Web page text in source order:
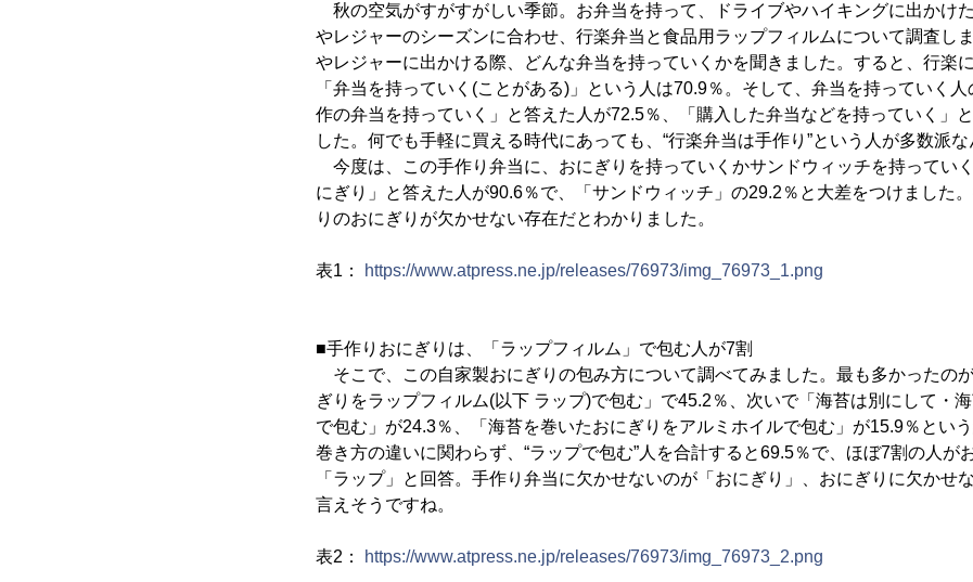
秋の空気がすがすがしい季節。お弁当を持って、ドライブやハイキングに出かけ
やレジャーのシーズンに合わせ、行楽弁当と食品用ラップフィルムについて調査し
やレジャーに出かける際、どんな弁当を持っていくかを聞きました。すると、行楽
「弁当を持っていく(ことがある)」という人は70.9％。そして、弁当を持っていく
作の弁当を持っていく」と答えた人が72.5％、「購入した弁当などを持っていく」
した。何でも手軽に買える時代にあっても、“行楽弁当は手作り”という人が多数派な
今度は、この手作り弁当に、おにぎりを持っていくかサンドウィッチを持ってい
にぎり」と答えた人が90.6％で、「サンドウィッチ」の29.2％と大差をつけました
りのおにぎりが欠かせない存在だとわかりました。
表1： https://www.atpress.ne.jp/releases/76973/img_76973_1.png
■手作りおにぎりは、「ラップフィルム」で包む人が7割
そこで、この自家製おにぎりの包み方について調べてみました。最も多かったの
ぎりをラップフィルム(以下 ラップ)で包む」で45.2％、次いで「海苔は別にして・
で包む」が24.3％、「海苔を巻いたおにぎりをアルミホイルで包む」が15.9％とい
巻き方の違いに関わらず、“ラップで包む”人を合計すると69.5％で、ほぼ7割の人が
「ラップ」と回答。手作り弁当に欠かせないのが「おにぎり」、おにぎりに欠かせ
言えそうですね。
表2： https://www.atpress.ne.jp/releases/76973/img_76973_2.png